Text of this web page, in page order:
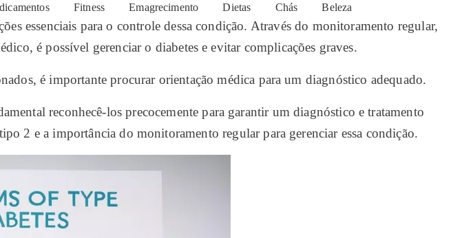
Fitness Emagrecimento Dietas Chás Beleza
essenciais para o controle dessa condição. Através do monitoramento regular,
é possível gerenciar o diabetes e evitar complicações graves.
é importante procurar orientação médica para um diagnóstico adequado.
reconhecê-los precocemente para garantir um diagnóstico e tratamento
2 e a importância do monitoramento regular para gerenciar essa condição.